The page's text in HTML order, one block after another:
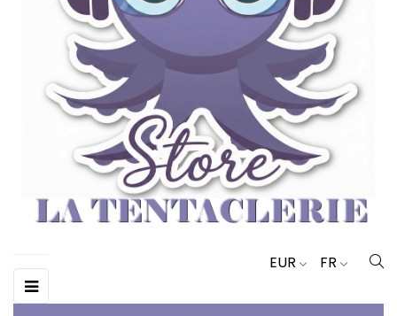
Basculer
la
☰
FR
EUR